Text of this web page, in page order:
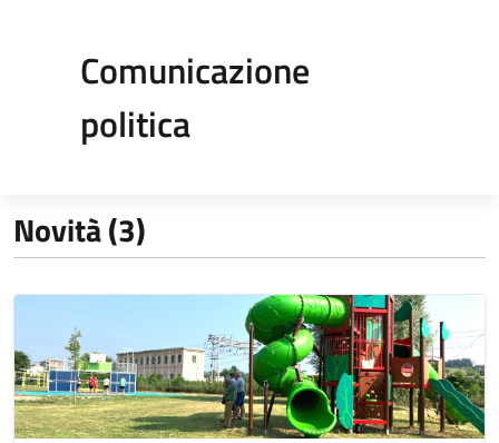
Comunicazione
politica
Novità (3)